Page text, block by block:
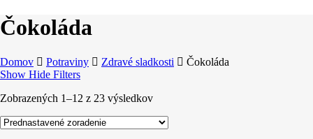
Čokoláda
Domov Potraviny Zdravé sladkosti
Čokoláda
Show Hide Filters
Zobrazených 1–12 z 23 výsledkov